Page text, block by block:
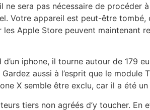
sera pas nécessaire de procéder
Votre appareil est peut-être tombé,
les Apple Store peuvent maintenant
iphone, il tourne autour de 179
aussi à l’esprit que le
X semble être exclu, car il a été
tiers non agréés d’y toucher.